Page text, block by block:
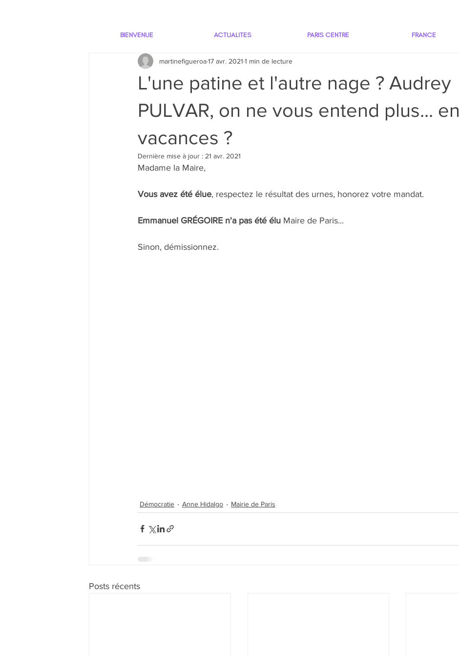
BIENVENUE ACTUALITES PARIS CENTRE FRANCE
L'une patine et l'autre nage ? Audrey
PULVAR, on ne vous entend plus... en
vacances ?
martinefigueroa17 avr. 2021 1 min de lecture
Dernière mise à jour : 21 avr. 2021
Madame la Maire,
Vous avez été élue, respectez le résultat des urnes, honorez votre mandat.
Emmanuel GRÉGOIRE n'a pas été élu Maire de Paris...
Sinon, démissionnez.
Démocratie Anne Hidalgo Mairie de Paris
Posts récents